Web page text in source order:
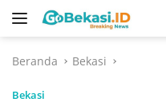
Langsung
Beranda
Bekasi
Bekasi